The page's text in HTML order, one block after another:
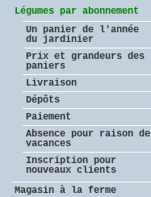
Légumes par abonnement
Un panier de l'année
du jardinier
Prix et grandeurs des
paniers
Livraison
Dépôts
Paiement
Absence pour raison de
vacances
Inscription pour
nouveaux clients
Magasin à la ferme